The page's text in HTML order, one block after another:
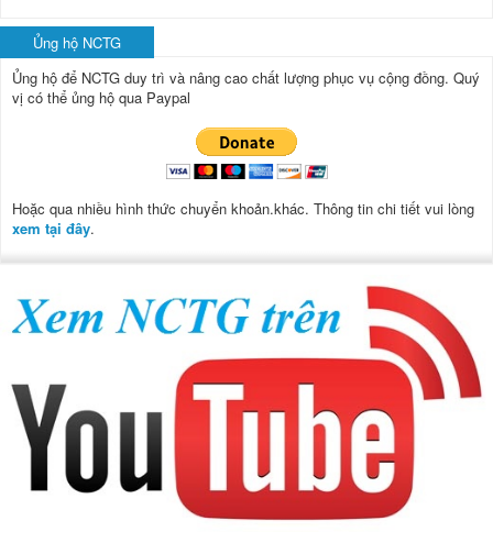
Ủng hộ NCTG
Ủng hộ để NCTG duy trì và nâng cao chất lượng phục vụ cộng đồng. Quý
vị có thể ủng hộ qua Paypal
Hoặc qua nhiều hình thức chuyển khoản.khác. Thông tin chi tiết vui lòng
xem tại đây.